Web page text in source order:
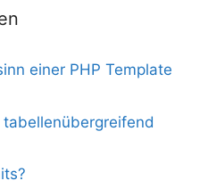
einer PHP Template
tabellenübergreifend